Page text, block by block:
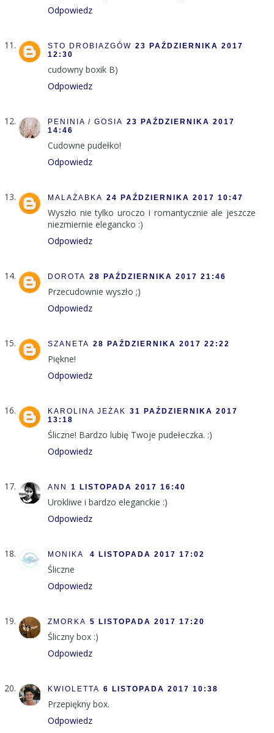
Odpowiedz
STO DROBIAZGÓW 23 PAŹDZIERNIKA 2017
12:30
cudowny boxik B)
Odpowiedz
PENINIA / GOSIA 23 PAŹDZIERNIKA 2017
14:46
Cudowne pudełko!
Odpowiedz
MALAŻABKA 24 PAŹDZIERNIKA 2017 10:47
Wyszło nie tylko uroczo i romantycznie ale jeszcze
niezmiernie elegancko :)
Odpowiedz
DOROTA 28 PAŹDZIERNIKA 2017 21:46
Przecudownie wyszło ;)
Odpowiedz
SZANETA 28 PAŹDZIERNIKA 2017 22:22
Piękne!
Odpowiedz
KAROLINA JEŻAK
31 PAŹDZIERNIKA 2017
13:18
Śliczne! Bardzo lubię Twoje pudełeczka. :)
Odpowiedz
ANN 1 LISTOPADA 2017 16:40
Urokliwe i bardzo eleganckie :)
Odpowiedz
MONIKA 4 LISTOPADA 2017 17:02
Śliczne
Odpowiedz
ZMORKA 5 LISTOPADA 2017 17:20
Śliczny box :)
Odpowiedz
KWIOLETTA 6 LISTOPADA 2017 10:38
Przepiękny box.
Odpowiedz